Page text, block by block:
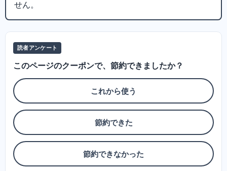
せん。
読者アンケート
このページのクーポンで、節約できましたか？
これから使う
節約できた
節約できなかった